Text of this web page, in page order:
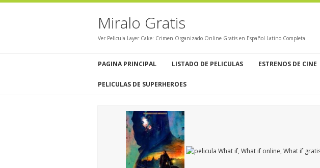
Miralo Gratis
Ver Pelicula Layer Cake: Crimen Organizado Online Gratis en Español Latino Completa
PAGINA PRINCIPAL LISTADO DE PELICULAS ESTRENOS DE CINE
PELICULAS DE SUPERHEROES